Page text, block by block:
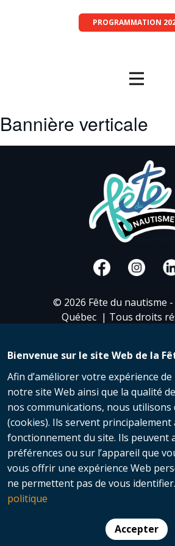
PROGRAMMATION
Bannière verticale
© 2026 Fête du nautisme
Québec | Tous droits
Bienvenue sur le site Web de la
Afin d’améliorer votre expérience
notre site Web ainsi que la qualité
nos communications, nous utilisons
(cookies). Ils servent
fonctionnement du site. Ils peuvent
préférences ou sur l’appareil que
vous offrir une expérience Web
ne permettent pas de vous identifier.
politique
Accepter